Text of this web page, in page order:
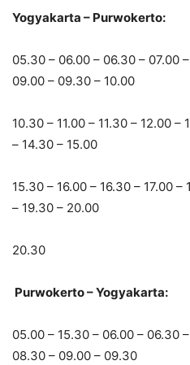
Yogyakarta – Purwokerto:
05.30 – 06.00 – 06.30 – 07.00
09.00 – 09.30 – 10.00
10.30 – 11.00 – 11.30 – 12.00
– 14.30 – 15.00
15.30 – 16.00 – 16.30 – 17.00
– 19.30 – 20.00
20.30
Purwokerto – Yogyakarta:
05.00 – 15.30 – 06.00 – 06.30
08.30 – 09.00 – 09.30